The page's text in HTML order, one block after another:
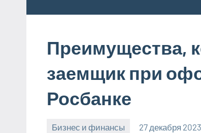
Преимущества,
заемщик при
Росбанке
Бизнес и финансы 27 декабря 2023